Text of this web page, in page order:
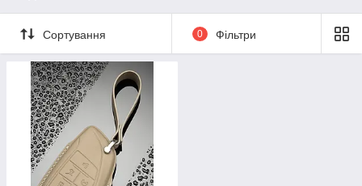
Сортування 0 Фільтри